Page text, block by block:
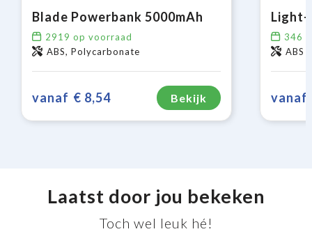
Blade Powerbank 5000mAh
2919 op voorraad
ABS, Polycarbonate
vanaf € 8,54 Bekijk
346
ABS
vanaf
Laatst door jou bekeken
Toch wel leuk hé!